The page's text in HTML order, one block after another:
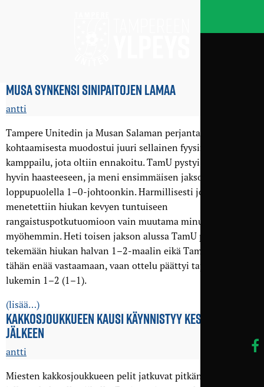
MUSA SYNKENSI SINIPAITOJEN LAMAA
antti
Tampere Unitedin ja Musan Salaman perjantaisesta
kohtaamisesta muodostui juuri sellainen fyysinen
kamppailu, jota oltiin ennakoitu. TamU pystyi vastaamaan
hyvin haasteeseen, ja meni ensimmäisen jakson
loppupuolella 1–0-johtoonkin. Harmillisesti johto
menetettiin hiukan kevyen tuntuiseen
rangaistuspotkutuomioon vain muutama minuutti
myöhemmin. Heti toisen jakson alussa TamU päästi MuSan
tekemään hiukan halvan 1–2-maalin eikä TamU kyennyt
tähän enää vastaamaan, vaan ottelu päättyi tappioon
lukemin 1–2 (1–1).
(lisää…)
KAKKOS­JOUKKUEEN KAUSI KÄYNNISTYY KESÄ­TAUON
JÄLKEEN
antti
Miesten kakkosjoukkueen pelit jatkuvat pitkän kesätauon